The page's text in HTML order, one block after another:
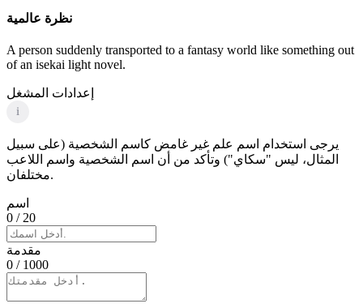
نظرة عالمية
A person suddenly transported to a fantasy world like something out
of an isekai light novel.
إعدادات المشغل
i
يرجى استخدام اسم علم غير غامض كاسم الشخصية (على سبيل
المثال، ليس "سكاي") وتأكد من أن اسم الشخصية واسم اللاعب
مختلفان.
اسم
0 / 20
مقدمة
0 / 1000